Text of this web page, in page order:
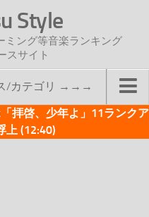
Style
ミング等音楽ランキング
スサイト
/カテゴリ →→→
拝啓、少年よ」11ランクア
上 (12:40)